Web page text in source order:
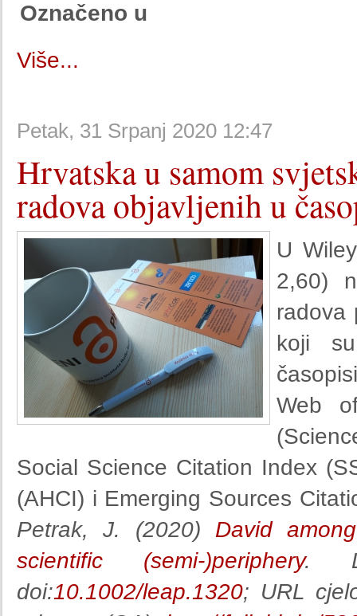
Označeno u
Više...
Petak, 31 Srpanj 2020 12:47
Hrvatska u samom
radova objavljenih u
U
2,60)
radova
koji
Web
Social Science Citation Index
(AHCI) i Emerging Sources
Petrak, J. (2020) David
scientific (semi-)periphery.
doi:10.1002/leap.1320; URL